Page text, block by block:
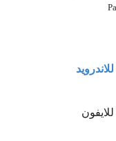
للاندرويد
للايفون